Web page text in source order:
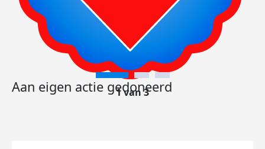
Aan eigen actie gedoneerd
1 van 3